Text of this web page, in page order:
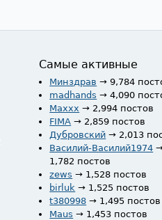
Самые активные
Минздрав → 9,784
madhands → 4,090
Maxxx → 2,994 постов
FIMA → 2,859 постов
Дубровский → 2,013
Василий-Василий1974
1,782 постов
zews → 1,528 постов
birluk → 1,525 постов
t380998 → 1,495 постов
Maus → 1,453 постов